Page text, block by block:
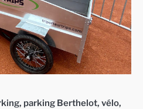
, parking Berthelot, vélo,